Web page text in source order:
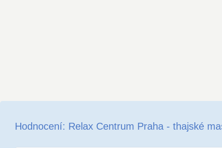
Hodnocení: Relax Centrum Praha - thajské